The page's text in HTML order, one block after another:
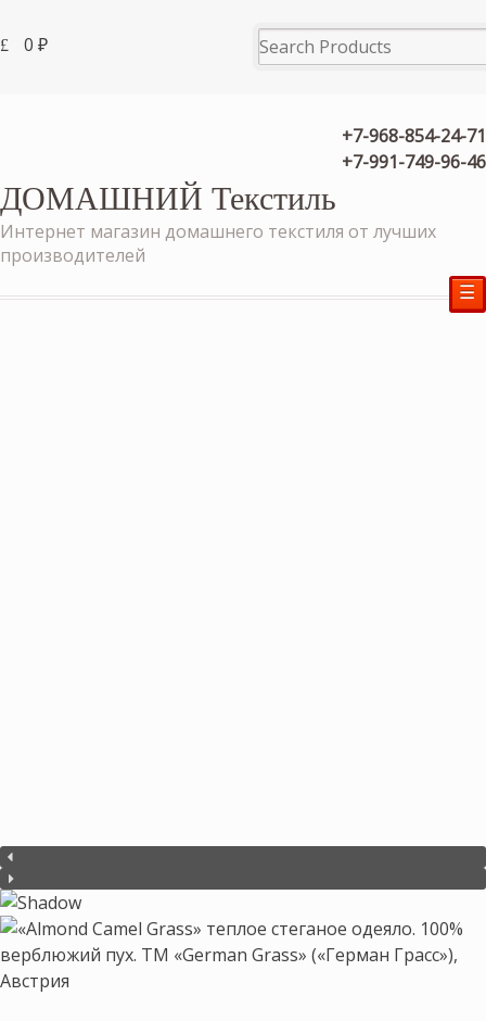
0 ₽
+7-968-854-24-71
+7-991-749-96-46
ДОМАШНИЙ Текстиль
Интернет магазин домашнего текстиля от лучших
производителей
☰